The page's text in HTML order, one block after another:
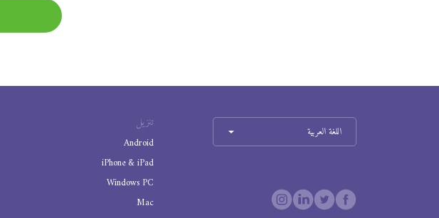
تنزيل
Android
iPhone & iPad
Windows PC
Mac
اللغة العربية